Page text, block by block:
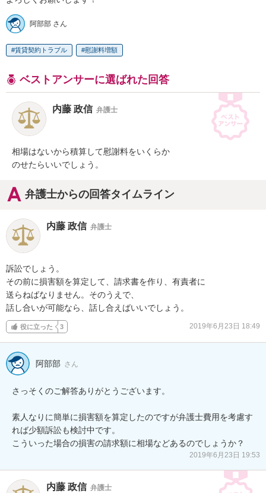
阿部部 さん
賃貸契約トラブル 慰謝料増額
ベストアンサーに選ばれた回答
内藤 政信 弁護士
相場はないから積算して慰謝料をいくらか
のせたらいいでしょう。
弁護士からの回答タイムライン
内藤 政信 弁護士
訴訟でしょう。
その前に損害額を算定して、請求書を作り、有責者に
送らねばなりません。そのうえで、
話し合いが可能なら、話し合えばいいでしょう。
役に立った 3 2019年6月23日 18:49
阿部部 さん
さっそくのご解答ありがとうございます。
素人なりに簡単に損害額を算定したのですが弁護士費用を考慮す
れば少額訴訟も検討中です。
こういった場合の損害の請求額に相場などあるのでしょうか？
2019年6月23日 19:53
内藤 政信 弁護士